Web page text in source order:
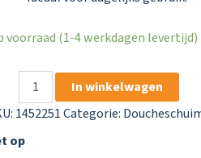
voorraad (1-4 werkdagen levertijd)
In winkelwagen
1452251Categorie:
op